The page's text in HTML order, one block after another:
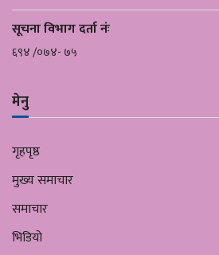
सूचना विभाग दर्ता नंः
६९४ /०७४- ७५
मेनु
गृहपृष्ठ
मुख्य समाचार
समाचार
भिडियो